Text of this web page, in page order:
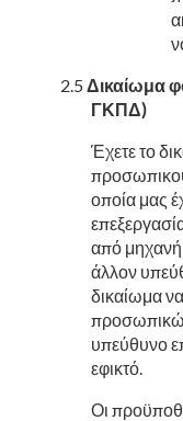
Δικαίωμα
ΓΚΠΔ)
Έχετε το
οποία μας
από
άλλον
δικαίωμα
υπεύθυνο
εφικτό.
Οι